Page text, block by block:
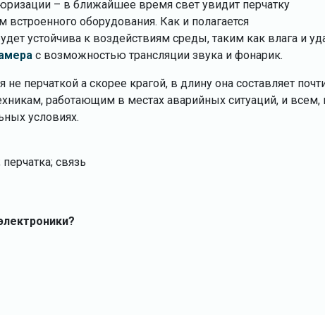
– в ближайшее время свет увидит перчатку
оборудования. Как и полагается
устойчива к воздействиям среды, таким как влага и
с возможностью трансляции звука и фонарик.
не перчаткой а скорее крагой, в длину она составляет
работающим в местах аварийных ситуаций, и всем,
условиях.
связь